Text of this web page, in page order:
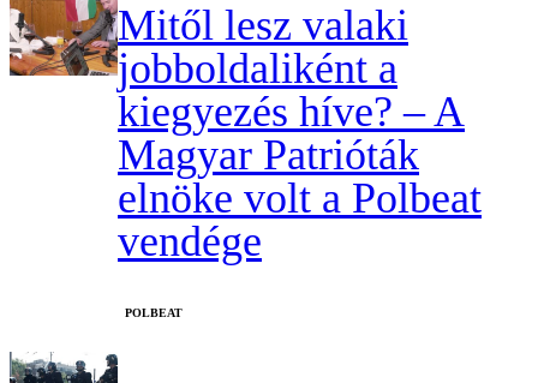
Mitől lesz valaki
jobboldaliként a
kiegyezés híve? – A
Magyar Patrióták
elnöke volt a Polbeat
vendége
‎POLBEAT